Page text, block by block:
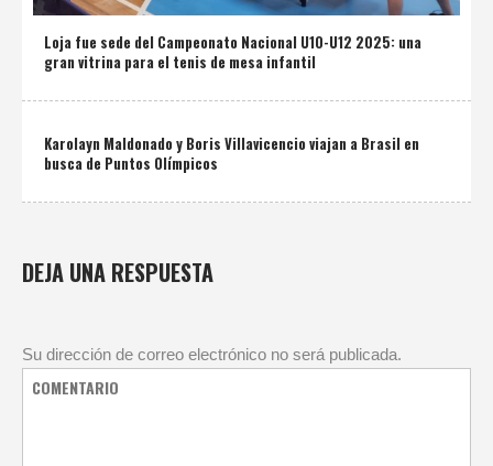
Loja fue sede del Campeonato Nacional U10-U12 2025: una
gran vitrina para el tenis de mesa infantil
Karolayn Maldonado y Boris Villavicencio viajan a Brasil en
busca de Puntos Olímpicos
DEJA UNA RESPUESTA
Su dirección de correo electrónico no será publicada.